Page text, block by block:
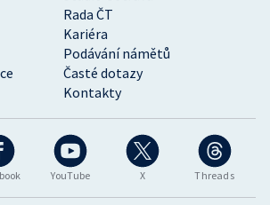
YouTube X Threads
Rada ČT
Kariéra
Podávání námětů
Časté dotazy
Kontakty